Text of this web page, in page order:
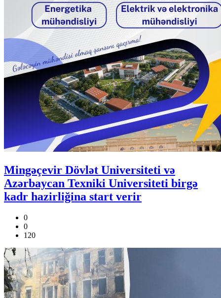
Mingəçevir Dövlət Universiteti və
Azərbaycan Texniki Universiteti birgə
kadr hazirliğina start verir
0
0
120